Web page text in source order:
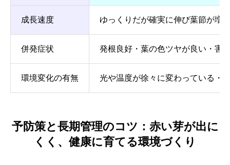
成長速度 ゆっくりだが確実に伸び葉節が増
併発症状 発根良好・葉の色ツヤが良い・害
環境変化の有無 光や温度が徐々に変わっている・
予防策と長期管理のコツ：赤い芽が出に
くく、健康に育てる環境づくり